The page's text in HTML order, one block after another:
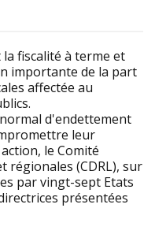
fiscalité à terme et
importante de la part
affectée au
d'endettement
leur
le Comité
régionales (CDRL), sur
par vingt-sept Etats
présentées